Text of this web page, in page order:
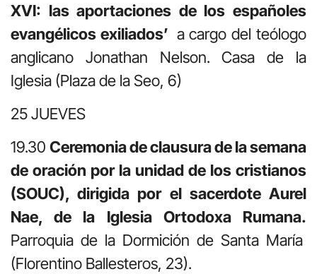
XVI: las aportaciones de los españoles
evangélicos exiliados’ a cargo del teólogo
anglicano Jonathan Nelson. Casa de la
Iglesia (Plaza de la Seo, 6)
25 JUEVES
19.30 Ceremonia de clausura de la semana
de oración por la unidad de los cristianos
(SOUC), dirigida por el sacerdote Aurel
Nae, de la Iglesia Ortodoxa Rumana.
Parroquia de la Dormición de Santa María
(Florentino Ballesteros, 23).